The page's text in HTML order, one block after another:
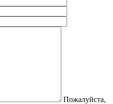
Пожалуйста,